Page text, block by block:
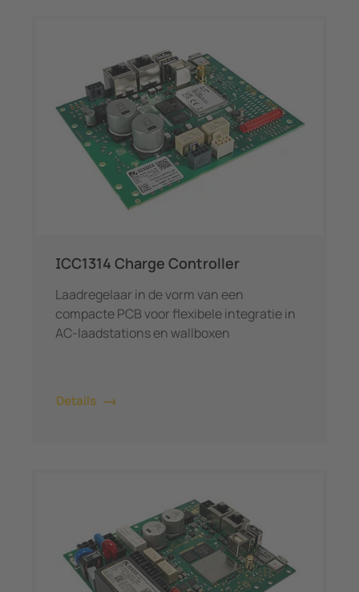
ICC1314 Charge Controller
Laadregelaar in de vorm van een
compacte PCB voor flexibele integratie in
AC-laadstations en wallboxen
Details